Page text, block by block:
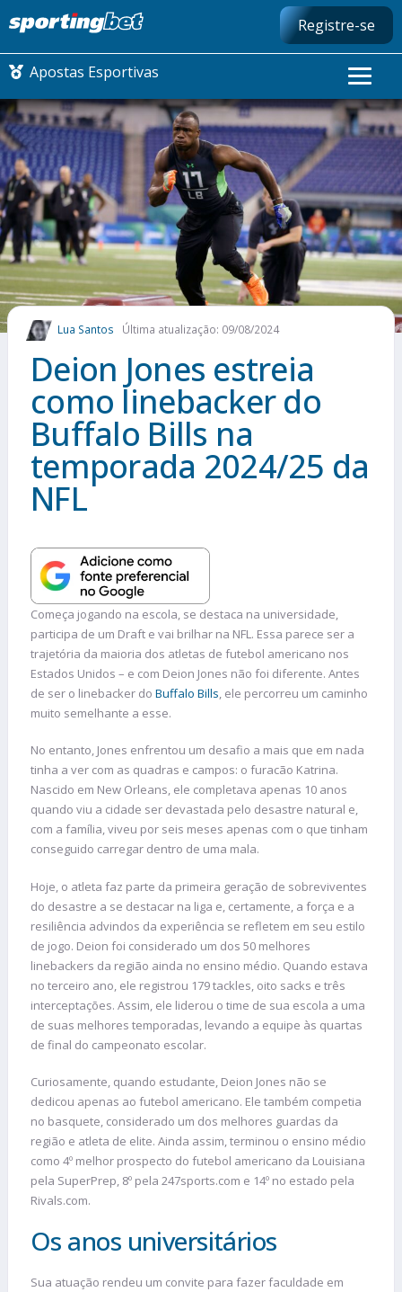
Registre-se
Apostas Esportivas
CONMEBOL LIBERTADORES
FUTEBOL NACIONAL
FUTEBOL INTERNACIONAL
COMO APOSTAR
MAIS ESPORTES
Lua Santos Última atualização: 09/08/2024
Deion Jones estreia
como linebacker do
Buffalo Bills na
temporada 2024/25 da
NFL
Começa jogando na escola, se destaca na universidade,
participa de um Draft e vai brilhar na NFL. Essa parece ser a
trajetória da maioria dos atletas de futebol americano nos
Estados Unidos – e com Deion Jones não foi diferente. Antes
de ser o linebacker do Buffalo Bills, ele percorreu um caminho
muito semelhante a esse.
No entanto, Jones enfrentou um desafio a mais que em nada
tinha a ver com as quadras e campos: o furacão Katrina.
Nascido em New Orleans, ele completava apenas 10 anos
quando viu a cidade ser devastada pelo desastre natural e,
com a família, viveu por seis meses apenas com o que tinham
conseguido carregar dentro de uma mala.
Hoje, o atleta faz parte da primeira geração de sobreviventes
do desastre a se destacar na liga e, certamente, a força e a
resiliência advindos da experiência se refletem em seu estilo
de jogo. Deion foi considerado um dos 50 melhores
linebackers da região ainda no ensino médio. Quando estava
no terceiro ano, ele registrou 179 tackles, oito sacks e três
interceptações. Assim, ele liderou o time de sua escola a uma
de suas melhores temporadas, levando a equipe às quartas
de final do campeonato escolar.
Curiosamente, quando estudante, Deion Jones não se
dedicou apenas ao futebol americano. Ele também competia
no basquete, considerado um dos melhores guardas da
região e atleta de elite. Ainda assim, terminou o ensino médio
como 4º melhor prospecto do futebol americano da Louisiana
pela SuperPrep, 8º pela 247sports.com e 14º no estado pela
Rivals.com.
Os anos universitários
Sua atuação rendeu um convite para fazer faculdade em